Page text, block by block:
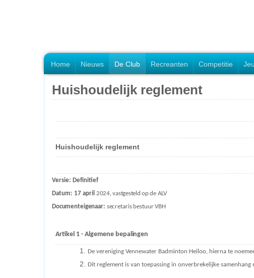
Home Nieuws De Club Recreanten Competitie
Huishoudelijk reglement
Huishoudelijk reglement
Versie: Definitief
Datum: 17 april 2024, vastgesteld op de ALV
Documenteigenaar: secretaris bestuur VBH
Artikel 1 - Algemenebepalingen
De vereniging Vennewater Badminton Heiloo, hierna te
Dit reglement is van toepassing in onverbrekelijke